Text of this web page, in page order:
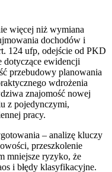
więcej niż wymiana
dochodów i
124 ufp, odejście od PKD
dotyczące ewidencji
przebudowy planowania
wdrożenia
znajomość nowej
z pojedynczymi,
pracy.
– analizę kluczy
przeszkolenie
mniejsze ryzyko, że
i błędy klasyfikacyjne.